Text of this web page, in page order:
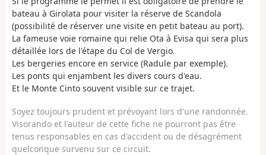
bateau à Girolata pour visiter la réserve de Scandola
(possibilité de réserver une visite en petit bateau au port).
La fameuse voie romaine qui relie Ota à Evisa qui sera plus
détaillée lors de l'étape du Col de Vergio.
Les bergeries encore en service (Radule par exemple).
Les ponts qui enjambent les divers cours d'eau.
Et le Monte Cinto souvent visible sur ce trajet.
Soyez toujours prudent et prévoyant lors d'une randonnée.
Visorando et l'auteur de cette fiche ne pourront pas être
tenus responsables en cas d'accident ou de désagrément
quelconque survenu sur ce circuit.